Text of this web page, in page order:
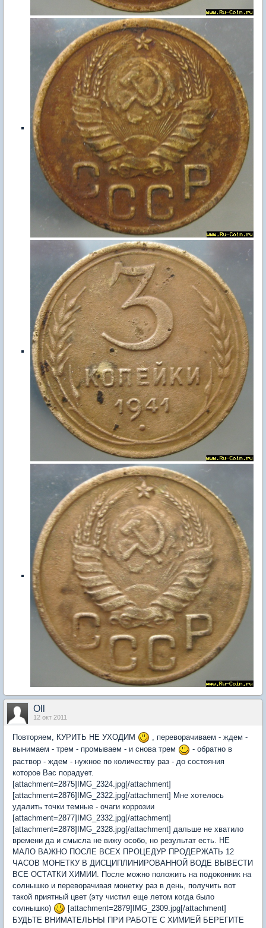
Oll
12 окт 2011
Повторяем, КУРИТЬ НЕ УХОДИМ
, переворачиваем - ждем -
вынимаем - трем - промываем - и снова трем
- обратно в
раствор - ждем - нужное по количеству раз - до состояния
которое Вас порадует.
[attachment=2875]IMG_2324.jpg[/attachment]
[attachment=2876]IMG_2322.jpg[/attachment] Мне хотелось
удалить точки темные - очаги коррозии
[attachment=2877]IMG_2332.jpg[/attachment]
[attachment=2878]IMG_2328.jpg[/attachment] дальше не хватило
времени да и смысла не вижу особо, но результат есть. НЕ
МАЛО ВАЖНО ПОСЛЕ ВСЕХ ПРОЦЕДУР ПРОДЕРЖАТЬ 12
ЧАСОВ МОНЕТКУ В ДИСЦИПЛИНИРОВАННОЙ ВОДЕ ВЫВЕСТИ
ВСЕ ОСТАТКИ ХИМИИ. После можно положить на подоконник на
солнышко и переворачивая монетку раз в день, получить вот
такой приятный цвет (эту чистил еще летом когда было
солнышко)
[attachment=2879]IMG_2309.jpg[/attachment]
БУДЬТЕ ВНИМАТЕЛЬНЫ ПРИ РАБОТЕ С ХИМИЕЙ БЕРЕГИТЕ